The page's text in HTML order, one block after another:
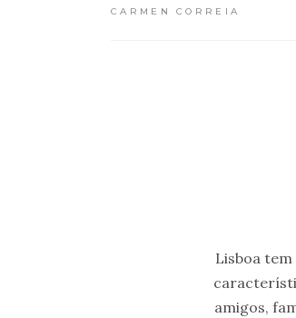
CARMEN CORREIA
Lisboa
amigos,